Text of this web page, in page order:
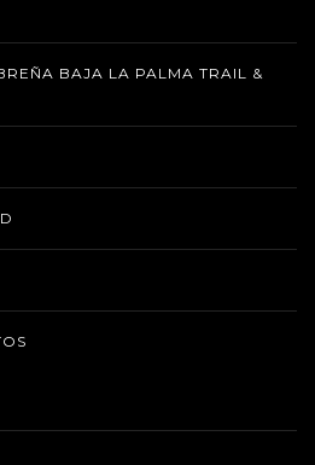
BAJA LA PALMA TRAIL &